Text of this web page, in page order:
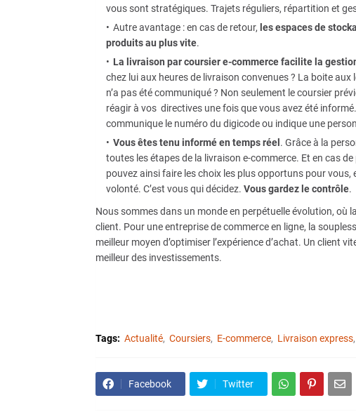
vous sont stratégiques. Trajets réguliers, répartition et
Autre avantage : en cas de retour, les espaces de
produits au plus vite.
La livraison par coursier e-commerce facilite la
chez lui aux heures de livraison convenues ? La boite aux
n’a pas été communiqué ? Non seulement le coursier
réagir à vos directives une fois que vous avez été
communique le numéro du digicode ou indique une
Vous êtes tenu informé en temps réel . Grâce à la
toutes les étapes de la livraison e-commerce. Et en cas
pouvez ainsi faire les choix les plus opportuns pour
volonté. C’est vous qui décidez. Vous gardez le contrôle.
Nous sommes dans un monde en perpétuelle évolution,
client. Pour une entreprise de commerce en ligne, la
meilleur moyen d’optimiser l’expérience d’achat. Un client
meilleur des investissements.
Tags: Actualité Coursiers E-commerce Livraison express
Facebook Twitter